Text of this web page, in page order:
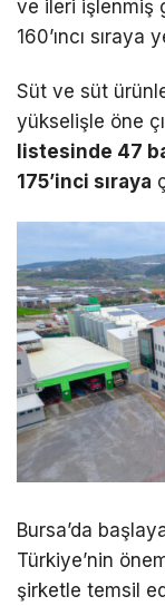
ve ileri işlenmiş
160’ıncı sıraya
Süt ve süt
yükselişle öne
listesinde 47
175’inci sıraya
Bursa’da
Türkiye’nin
şirketle temsil